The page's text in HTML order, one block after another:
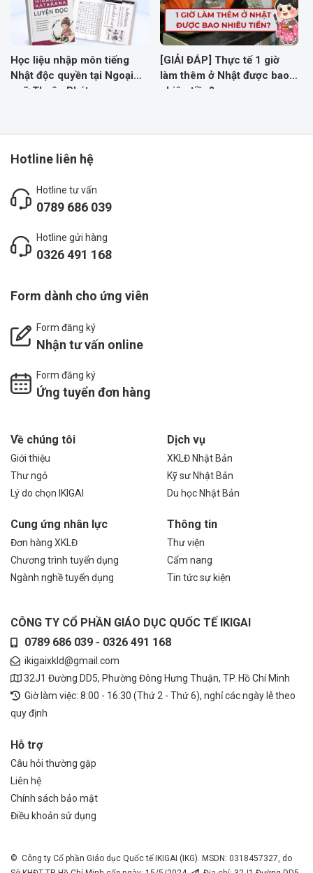
Học liệu nhập môn tiếng
Nhật độc quyền tại Ngoại
ngữ Thuận Phát
[GIẢI ĐÁP] Thực tế 1 giờ
làm thêm ở Nhật được bao
nhiêu tiền?
Hotline liên hệ
Hotline tư vấn
0789 686 039
Hotline gửi hàng
0326 491 168
Form dành cho ứng viên
Form đăng ký
Nhận tư vấn online
Form đăng ký
Ứng tuyển đơn hàng
Về chúng tôi
Giới thiệu
Thư ngỏ
Lý do chọn IKIGAI
Dịch vụ
XKLĐ Nhật Bản
Kỹ sư Nhật Bản
Du học Nhật Bản
Cung ứng nhân lực
Đơn hàng XKLĐ
Chương trình tuyển dụng
Ngành nghề tuyển dụng
Thông tin
Thư viện
Cẩm nang
Tin tức sự kiện
CÔNG TY CỔ PHẦN GIÁO DỤC QUỐC TẾ IKIGAI
0789 686 039 - 0326 491 168
ikigaixkld@gmail.com
32J1 Đường DD5, Phường Đông Hưng Thuận, TP. Hồ Chí Minh
Giờ làm việc: 8:00 - 16:30 (Thứ 2 - Thứ 6), nghỉ các ngày lễ theo
quy định
Hỗ trợ
Câu hỏi thường gặp
Liên hệ
Chính sách bảo mật
Điều khoản sử dụng
© Công ty Cổ phần Giáo dục Quốc tế IKIGAI (IKG). MSDN: 0318457327, do